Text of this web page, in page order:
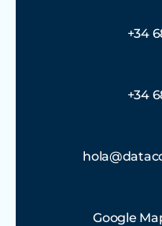
+34
+34
Google